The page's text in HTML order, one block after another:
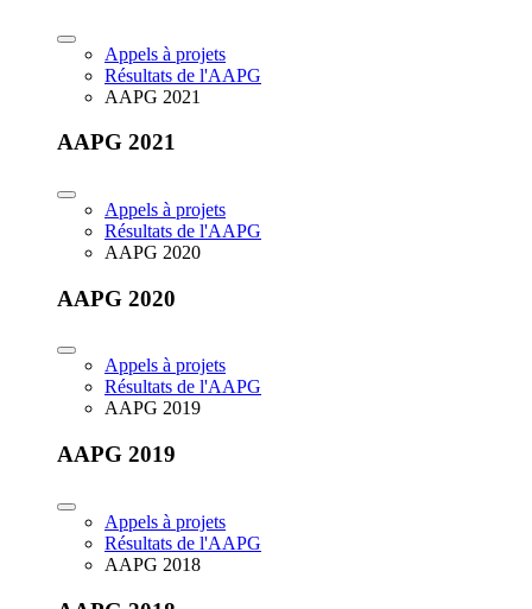
Appels à projets
Résultats de l'AAPG
AAPG 2021
AAPG 2021
Appels à projets
Résultats de l'AAPG
AAPG 2020
AAPG 2020
Appels à projets
Résultats de l'AAPG
AAPG 2019
AAPG 2019
Appels à projets
Résultats de l'AAPG
AAPG 2018